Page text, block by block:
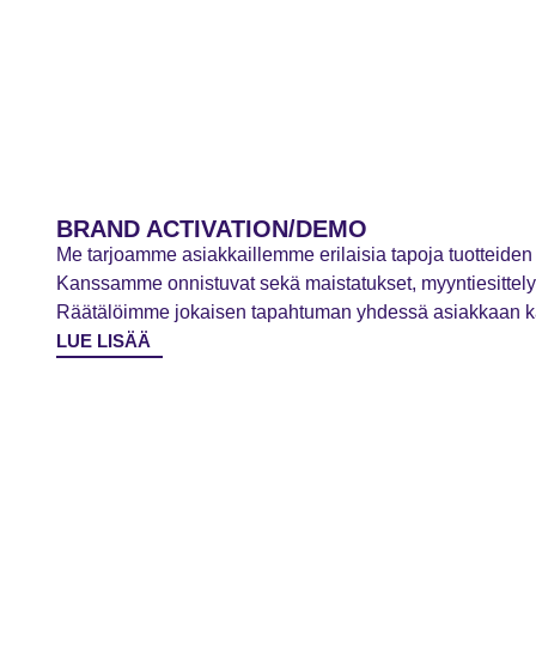
BRAND ACTIVATION/DEMO
Me tarjoamme asiakkaillemme erilaisia tapoja
Kanssamme onnistuvat sekä maistatukset,
Räätälöimme jokaisen tapahtuman yhdessä asiakkaan
LUE LISÄÄ